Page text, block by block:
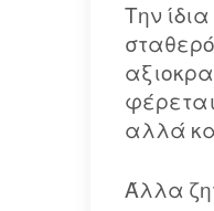
Την
αλλά
Άλλα